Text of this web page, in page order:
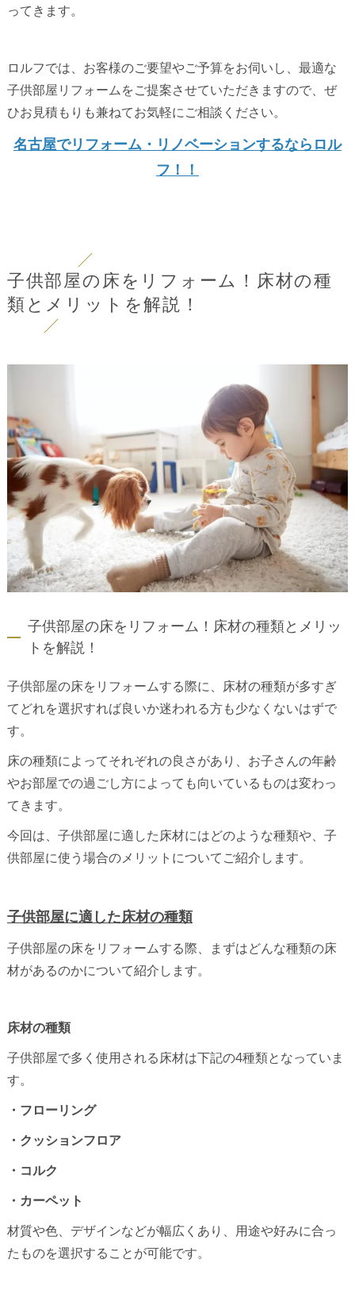
ってきます。
ロルフでは、お客様のご要望やご予算をお伺いし、最適な
子供部屋リフォームをご提案させていただきますので、ぜ
ひお見積もりも兼ねてお気軽にご相談ください。
名古屋でリフォーム・リノベーションするならロル
フ！！
子供部屋の床をリフォーム！床材の種
類とメリットを解説！
子供部屋の床をリフォーム！床材の種類とメリッ
トを解説！
子供部屋の床をリフォームする際に、床材の種類が多すぎ
てどれを選択すれば良いか迷われる方も少なくないはずで
す。
床の種類によってそれぞれの良さがあり、お子さんの年齢
やお部屋での過ごし方によっても向いているものは変わっ
てきます。
今回は、子供部屋に適した床材にはどのような種類や、子
供部屋に使う場合のメリットについてご紹介します。
子供部屋に適した床材の種類
子供部屋の床をリフォームする際、まずはどんな種類の床
材があるのかについて紹介します。
床材の種類
子供部屋で多く使用される床材は下記の4種類となっていま
す。
・フローリング
・クッションフロア
・コルク
・カーペット
材質や色、デザインなどが幅広くあり、用途や好みに合っ
たものを選択することが可能です。